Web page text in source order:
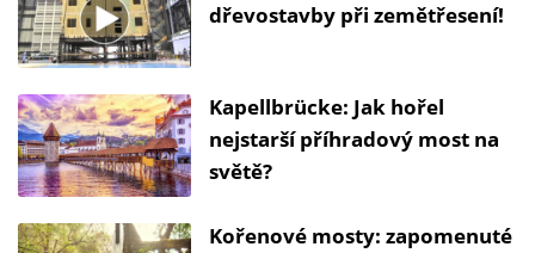
dřevostavby při zemětřesení!
Kapellbrücke: Jak hořel
nejstarší příhradový most na
světě?
Kořenové mosty: zapomenuté